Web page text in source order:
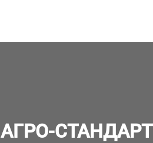
АГРО-СТАНДАРТ